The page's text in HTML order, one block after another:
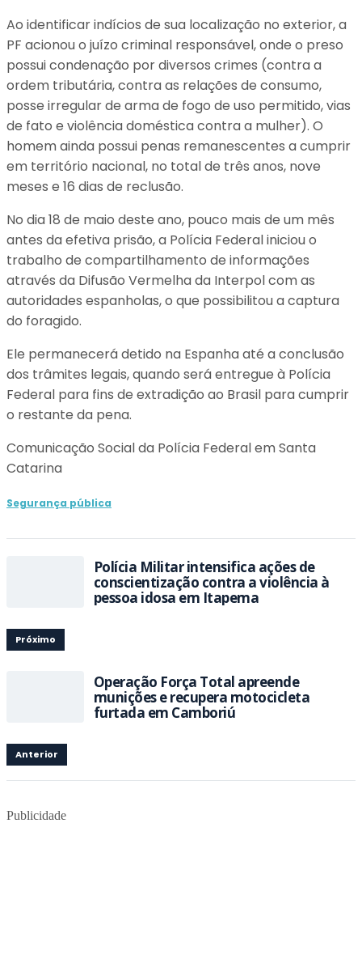
Ao identificar indícios de sua localização no exterior, a
PF acionou o juízo criminal responsável, onde o preso
possui condenação por diversos crimes (contra a
ordem tributária, contra as relações de consumo,
posse irregular de arma de fogo de uso permitido, vias
de fato e violência doméstica contra a mulher). O
homem ainda possui penas remanescentes a cumprir
em território nacional, no total de três anos, nove
meses e 16 dias de reclusão.
No dia 18 de maio deste ano, pouco mais de um mês
antes da efetiva prisão, a Polícia Federal iniciou o
trabalho de compartilhamento de informações
através da Difusão Vermelha da Interpol com as
autoridades espanholas, o que possibilitou a captura
do foragido.
Ele permanecerá detido na Espanha até a conclusão
dos trâmites legais, quando será entregue à Polícia
Federal para fins de extradição ao Brasil para cumprir
o restante da pena.
Comunicação Social da Polícia Federal em Santa
Catarina
Segurança pública
Polícia Militar intensifica ações de
conscientização contra a violência à
pessoa idosa em Itapema
Próximo
Operação Força Total apreende
munições e recupera motocicleta
furtada em Camboriú
Anterior
Publicidade